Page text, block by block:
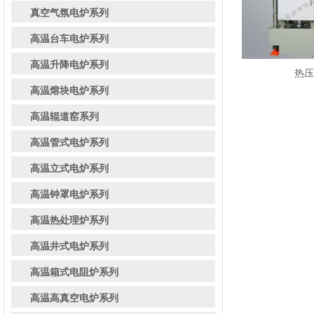
真空气氛电炉系列
高温台车电炉系列
高温升降电炉系列
高温熔块电炉系列
高温辊道窑系列
高温管式电炉系列
高温立式电炉系列
高温钟罩电炉系列
高温热处理炉系列
高温井式电炉系列
高温箱式电阻炉系列
高温高真空电炉系列
热